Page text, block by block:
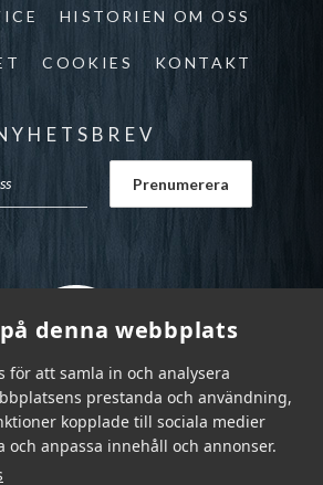
denna webbplats
för att samla in och analysera
prestanda och användning,
kopplade till sociala medier
anpassa innehåll och annonser.
HISTORIEN OM OSS
COOKIES KONTAKT